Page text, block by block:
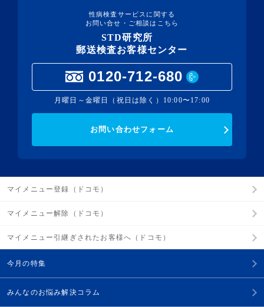
性病検査サービスに関する
お問い合せ・ご相談はこちら
STD研究所
郵送検査お客様センター
0120-712-680
月曜日～金曜日（祝日は除く）10:00〜17:00
お問い合わせフォーム
マイメニュー登録（ドコモ）
マイメニュー解除（ドコモ）
マイメニュー引継ぎされたお客様へ（ドコモ）
今月の特集
みんなのお悩み解決コラム